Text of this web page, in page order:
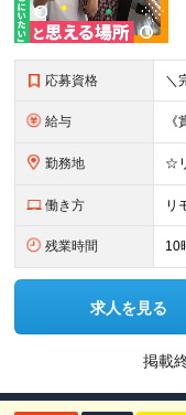
応募資格
給与
勤務地
働き方 リ
残業時間 10
求人を見る
掲載